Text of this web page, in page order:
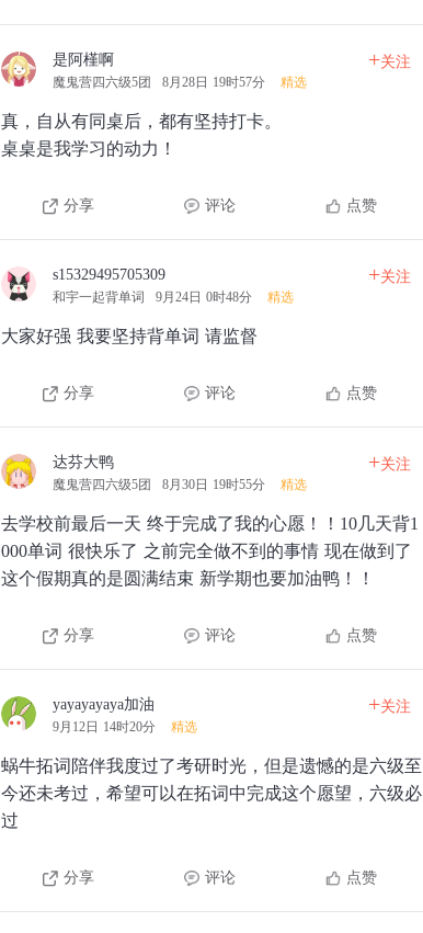
是阿槿啊
魔鬼营四六级5团 8月28日 19时57分 精选
+关注
真，自从有同桌后，都有坚持打卡。
桌桌是我学习的动力！
分享 评论 点赞
s15329495705309
和宇一起背单词 9月24日 0时48分 精选
+关注
大家好强 我要坚持背单词 请监督
分享 评论 点赞
达芬大鸭
魔鬼营四六级5团 8月30日 19时55分 精选
+关注
去学校前最后一天 终于完成了我的心愿！！10几天背1
000单词 很快乐了 之前完全做不到的事情 现在做到了
这个假期真的是圆满结束 新学期也要加油鸭！！
分享 评论 点赞
yayayayaya加油
9月12日 14时20分 精选
+关注
蜗牛拓词陪伴我度过了考研时光，但是遗憾的是六级至
今还未考过，希望可以在拓词中完成这个愿望，六级必
过
分享 评论 点赞